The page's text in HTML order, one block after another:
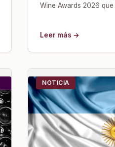
Wine Awards 2026
Leer más →
NOTICIA